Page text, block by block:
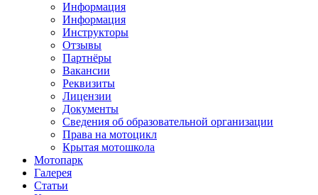
Информация
Информация
Инструкторы
Отзывы
Партнёры
Вакансии
Реквизиты
Лицензии
Документы
Сведения об образовательной организации
Права на мотоцикл
Крытая мотошкола
Мотопарк
Галерея
Статьи